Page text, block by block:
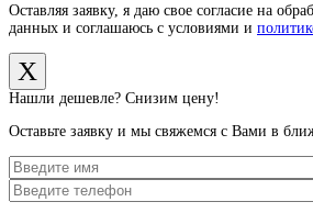
Оставляя заявку, я даю свое согласие на
данных и соглашаюсь с условиями и
X
Нашли дешевле? Снизим цену!
Оставьте заявку и мы свяжемся с Вами в